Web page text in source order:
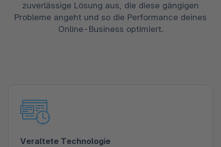
zuverlässige Lösung aus, die diese gängigen
Probleme angeht und so die Performance deines
Online-Business optimiert.
Veraltete Technologie